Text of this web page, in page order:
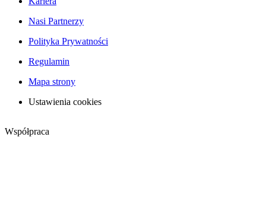
Nasi Partnerzy
Polityka Prywatności
Regulamin
Mapa strony
Ustawienia cookies
Współpraca